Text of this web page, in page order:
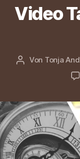
Video
Beitragsautor
Von Tonja